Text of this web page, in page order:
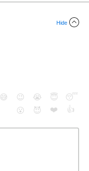
Hide
😅 😉 😭 😇
😴
😮
😈 ❤️ 👍